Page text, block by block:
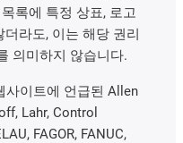
록에 특정 상표, 로고
라도, 이는 해당 권리
의미하지 않습니다.
사이트에 언급된 Allen
Lahr, Control
FAGOR, FANUC,